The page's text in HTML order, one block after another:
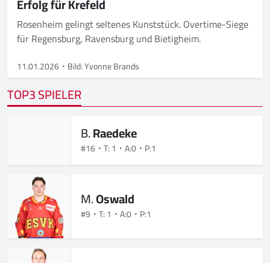
Erfolg für Krefeld
Rosenheim gelingt seltenes Kunststück. Overtime-Siege
für Regensburg, Ravensburg und Bietigheim.
11.01.2026 Bild: Yvonne Brands
TOP3 SPIELER
B.Raedeke
#16 T: 1 A:0 P:1
M.Oswald
#9 T: 1 A:0 P:1